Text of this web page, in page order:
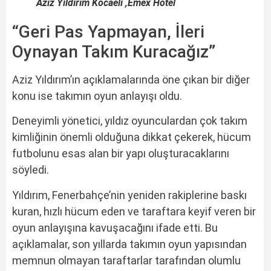
Aziz Yıldırım Kocaeli ,Emex Hotel
“Geri Pas Yapmayan, İleri
Oynayan Takım Kuracağız”
Aziz Yıldırım’ın açıklamalarında öne çıkan bir diğer
konu ise takımın oyun anlayışı oldu.
Deneyimli yönetici, yıldız oyunculardan çok takım
kimliğinin önemli olduğuna dikkat çekerek, hücum
futbolunu esas alan bir yapı oluşturacaklarını
söyledi.
Yıldırım, Fenerbahçe’nin yeniden rakiplerine baskı
kuran, hızlı hücum eden ve taraftara keyif veren bir
oyun anlayışına kavuşacağını ifade etti. Bu
açıklamalar, son yıllarda takımın oyun yapısından
memnun olmayan taraftarlar tarafından olumlu